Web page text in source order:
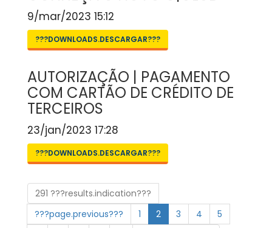
9/mar/2023 15:12
???DOWNLOADS.DESCARGAR???
AUTORIZAÇÃO | PAGAMENTO
COM CARTÃO DE CRÉDITO DE
TERCEIROS
23/jan/2023 17:28
???DOWNLOADS.DESCARGAR???
291 ???results.indication???
???page.previous???
1 2 3 4
5